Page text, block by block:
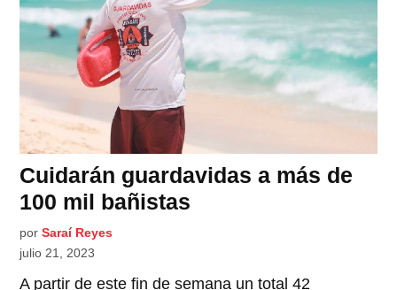
Cuidarán guardavidas a más de
100 mil bañistas
por Saraí Reyes
julio 21, 2023
A partir de este fin de semana un total 42